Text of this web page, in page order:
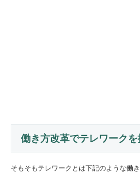
働き方改革でテレワーク
そもそもテレワークとは下記のような働き